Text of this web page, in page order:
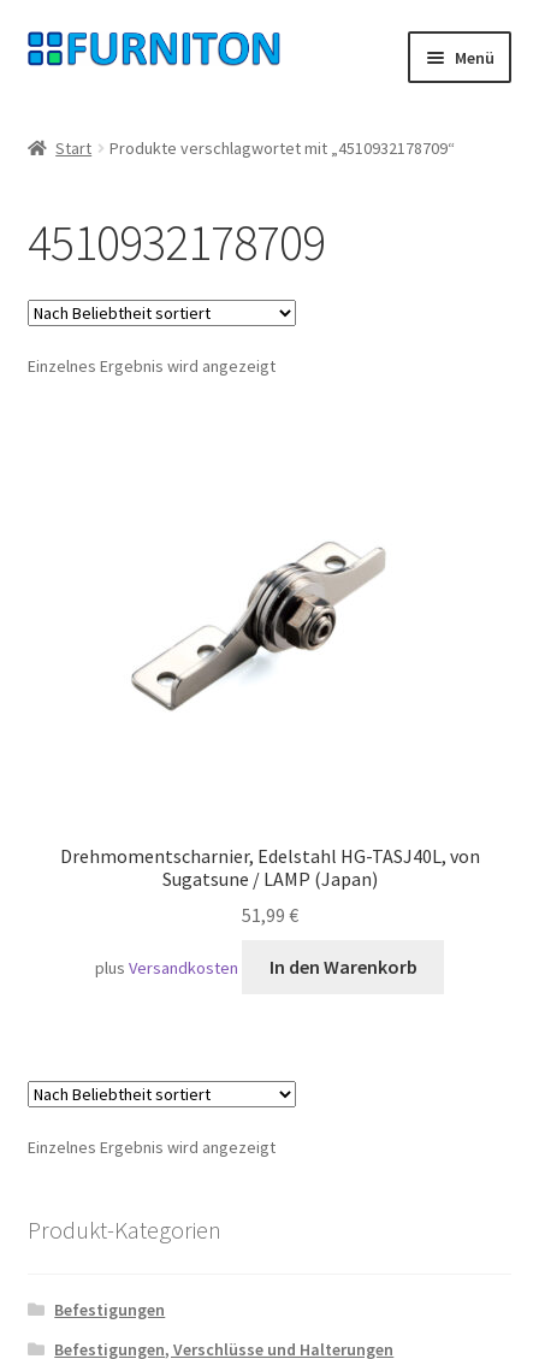
Zur
Navigation
Zum
Inhalt
Menü
Datenschutz
Widerrufsrecht
Kontakt
Start Produkte verschlagwortet mit „4510932178709“
4510932178709
Einzelnes Ergebnis wird angezeigt
Drehmomentscharnier, Edelstahl HG-TASJ40L, von
Sugatsune / LAMP (Japan)
51,99 €
plus Versandkosten In den Warenkorb
Einzelnes Ergebnis wird angezeigt
Produkt-Kategorien
Befestigungen
Befestigungen, Verschlüsse und Halterungen